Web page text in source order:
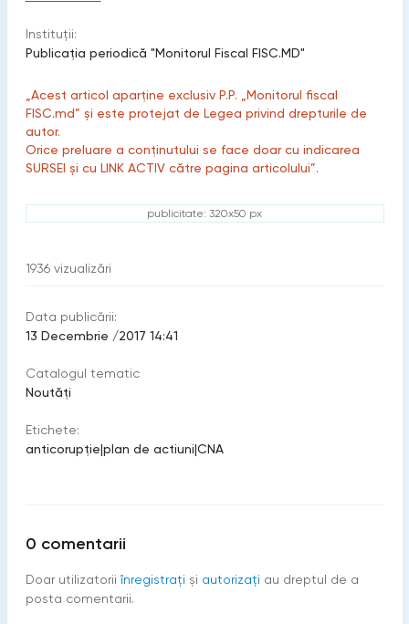
Instituții:
Publicaţia periodică "Monitorul Fiscal FISC.MD"
„Acest articol aparține exclusiv P.P. „Monitorul fiscal
FISC.md” și este protejat de Legea privind drepturile de
autor.
Orice preluare a conținutului se face doar cu indicarea
SURSEI și cu LINK ACTIV către pagina articolului”.
publicitate: 320x50 px
1936 vizualizări
Data publicării:
13 Decembrie /2017 14:41
Catalogul tematic
Noutăți
Etichete:
anticorupție|plan de actiuni|CNA
0 comentarii
Doar utilizatorii înregistraţi şi autorizați au dreptul de a
posta comentarii.